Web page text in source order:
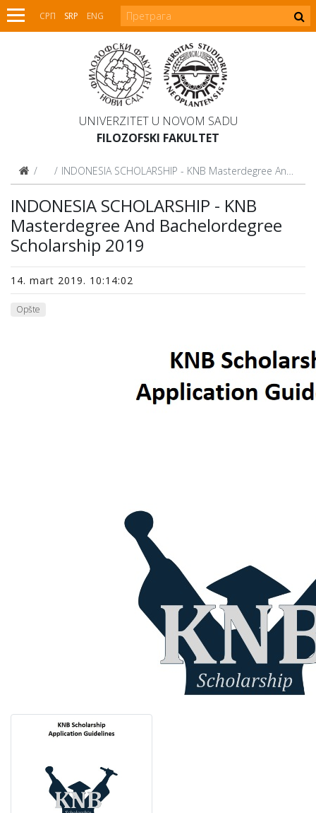
СРП SRP ENG
UNIVERZITET U NOVOM SADU
FILOZOFSKI FAKULTET
VestiINDONESIA SCHOLARSHIP - KNB Masterdegree And Bachelordegree Scholarship 2019
INDONESIA SCHOLARSHIP - KNB
Masterdegree And Bachelordegree
Scholarship 2019
14. mart 2019. 10:14:02
Opšte